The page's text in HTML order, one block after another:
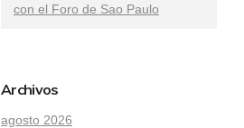
con el Foro de Sao Paulo
Archivos
agosto 2026